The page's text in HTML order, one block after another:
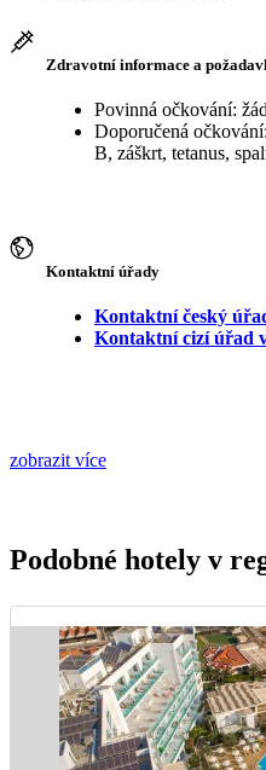
Zdravotní informace a
Povinná očkování:
Doporučená
B, záškrt, tetanus,
Kontaktní úřady
Kontaktní český
Kontaktní cizí úřad
zobrazit více
Podobné hotely v